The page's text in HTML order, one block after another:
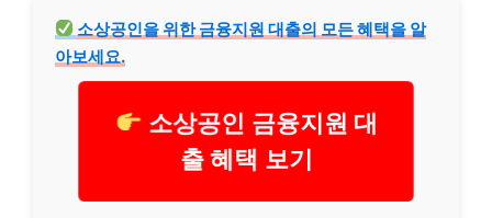
소상공인을 위한 금융지원대출의 모든 혜택을 알
아보세요.
소상공인 금융지원 대
출 혜택 보기